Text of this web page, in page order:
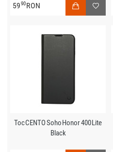
5990RON
Toc CENTO Soho Honor 400 Lite
Black